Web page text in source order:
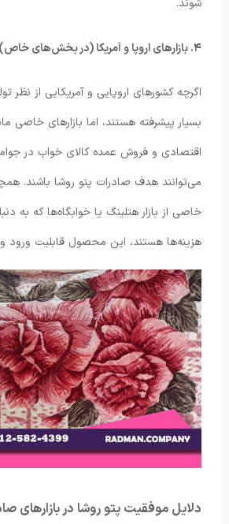
شوند.
۴. بازارهای اروپا و آمریکا (در بخش‌های خاص)
اگرچه کشورهای اروپایی و آمریکایی از نظر
بسیار پیشرفته هستند، اما بازارهای خاصی
اقتصادی و فروش عمده کالای خواب در
می‌توانند هدف صادرات پتو روشا باشند.
خاصی از بازار هتلینگ یا خوابگاه‌ها که به
هزینه‌ها هستند، این محصول قابلیت ورود و
دلایل موفقیت پتو روشا در بازارهای